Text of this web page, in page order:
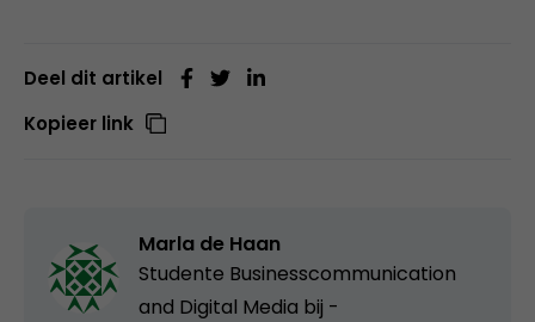
Deel dit artikel
Kopieer link
Marla de Haan
Studente Businesscommunication
and Digital Media bij -